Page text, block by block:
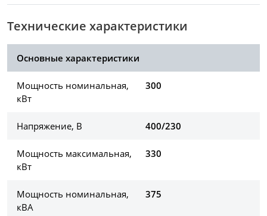
Технические характеристики
Основные характеристики
Мощность номинальная,
кВт
300
Напряжение, В 400/230
Мощность максимальная,
кВт
330
Мощность номинальная,
кВА
375